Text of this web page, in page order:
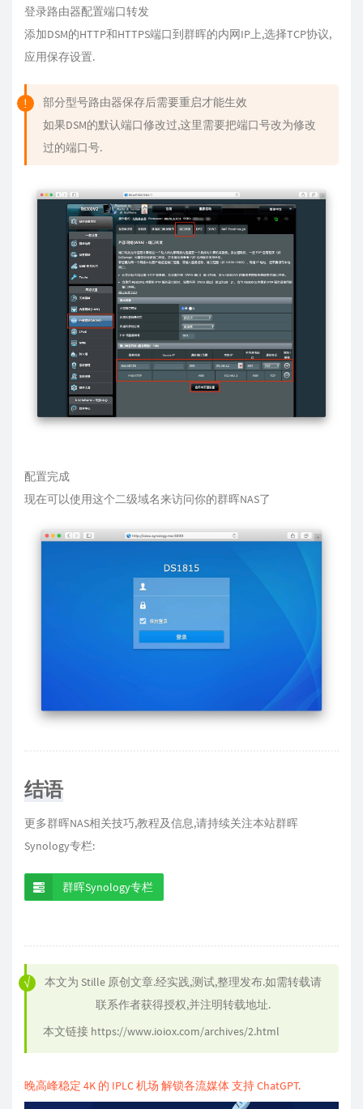
登录路由器配置端口转发
添加DSM的HTTP和HTTPS端口到群晖的内网IP上,选择TCP协议,
应用保存设置.
部分型号路由器保存后需要重启才能生效
如果DSM的默认端口修改过,这里需要把端口号改为修改
过的端口号.
配置完成
现在可以使用这个二级域名来访问你的群晖NAS了
结语
更多群晖NAS相关技巧,教程及信息,请持续关注本站群晖
Synology专栏:
群晖Synology专栏
本文为 Stille 原创文章.经实践,测试,整理发布.如需转载请
联系作者获得授权,并注明转载地址.
本文链接 https://www.ioiox.com/archives/2.html
晚高峰稳定 4K 的 IPLC 机场 解锁各流媒体 支持 ChatGPT.